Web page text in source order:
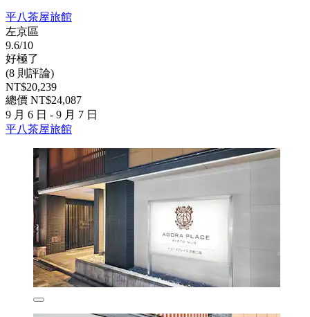
平八茶屋旅館
左京區
9.6/10
好極了
(8 則評論)
NT$20,239
總價 NT$24,087
9 月 6 日 - 9 月 7 日
平八茶屋旅館